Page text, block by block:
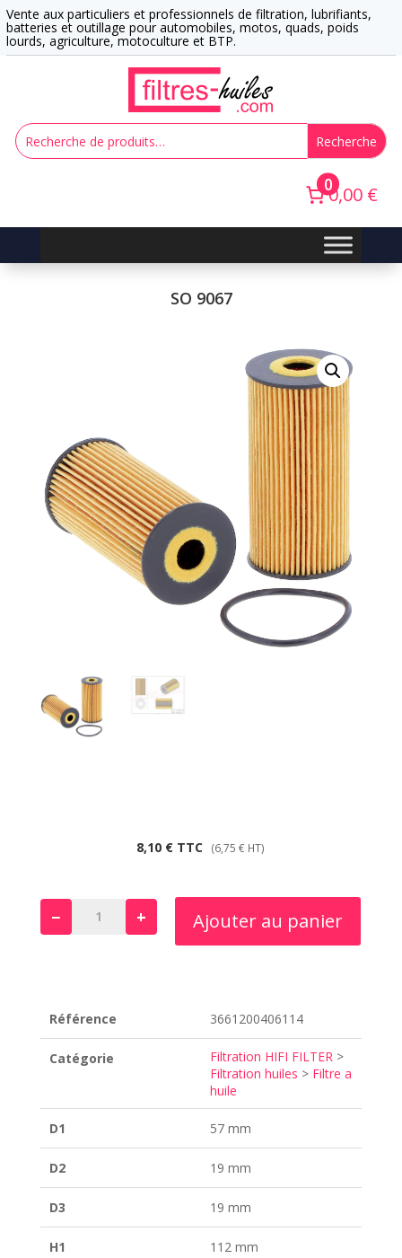
Vente aux particuliers et professionnels de filtration, lubrifiants,
batteries et outillage pour automobiles, motos, quads, poids
lourds, agriculture, motoculture et BTP.
Recherche
00,00 €
SO 9067
8,10 € TTC (6,75€ HT)
− + Ajouter au panier
Référence 3661200406114
Catégorie Filtration HIFI FILTER>
Filtration huiles > Filtre a
huile
D1 57 mm
D2 19 mm
D3 19 mm
H1 112 mm